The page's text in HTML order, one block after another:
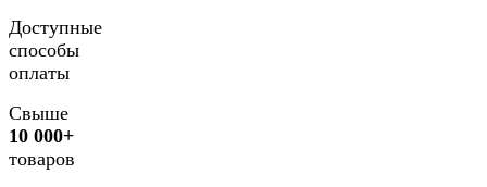
Доступные
способы
оплаты
Свыше
10 000+
товаров